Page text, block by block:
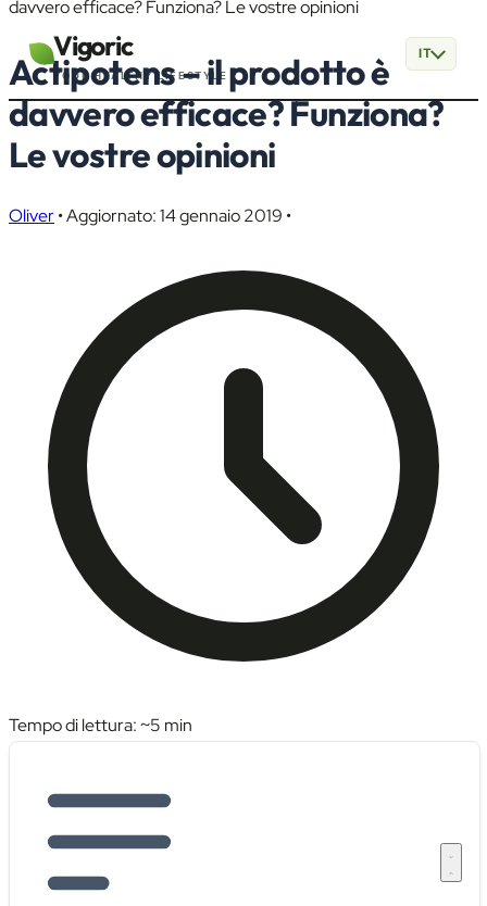
Vigoric
YOUR HEALTHY LIFESTYLE
IT
davvero efficace? Funziona? Le vostre opinioni
Actipotens – il prodotto è
davvero efficace? Funziona?
Le vostre opinioni
Oliver•Aggiornato: 14 gennaio 2019 •
Tempo di lettura: ~5 min